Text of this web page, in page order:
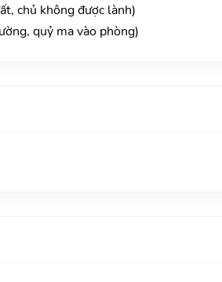
chủ không được lành)
quỷ ma vào phòng)